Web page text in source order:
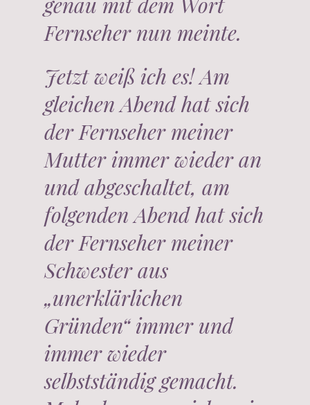
Fernseher nun meinte.
Jetzt weiß ich es! Am
gleichen Abend hat sich
der Fernseher meiner
Mutter immer wieder an
und abgeschaltet, am
folgenden Abend hat sich
der Fernseher meiner
Schwester aus
„unerklärlichen
Gründen“ immer und
immer wieder
selbstständig gemacht.